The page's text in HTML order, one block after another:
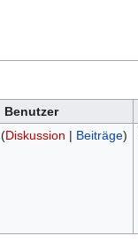
Benutzer
(Diskussion | Beiträge)